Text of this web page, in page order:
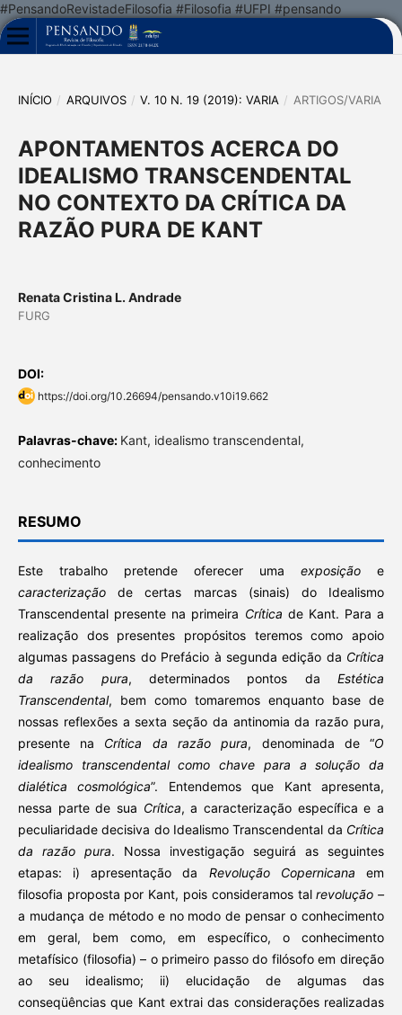
#PensandoRevistadeFilosofia #Filosofia #UFPI #pensando
INÍCIO / ARQUIVOS / V. 10 N. 19 (2019): VARIA / ARTIGOS/VARIA
APONTAMENTOS ACERCA DO
IDEALISMO TRANSCENDENTAL
NO CONTEXTO DA CRÍTICA DA
RAZÃO PURA DE KANT
Renata Cristina L. Andrade
FURG
DOI:
https://doi.org/10.26694/pensando.v10i19.662
Palavras-chave: Kant, idealismo transcendental,
conhecimento
RESUMO
Este trabalho pretende oferecer umaexposiçãoe
caracterizaçãode certas marcas (sinais) do Idealismo
Transcendental presente na primeira Crítica de Kant. Para a
realização dos presentes propósitos teremos como apoio
algumas passagens do Prefácio à segunda edição da Crítica
da razão pura, determinados pontos daEstética
Transcendental, bem como tomaremos enquanto base de
nossas reflexões a sexta seção da antinomia da razão pura,
presente na Crítica da razão pura, denominada de “O
idealismo transcendental como chave para a solução da
dialética cosmológica”. Entendemos que Kant apresenta,
nessa parte de sua Crítica, a caracterização específica e a
peculiaridade decisiva do Idealismo Transcendental da Crítica
da razão pura. Nossa investigação seguirá as seguintes
etapas: i) apresentação da Revolução Copernicanaem
filosofia proposta por Kant, pois consideramos talrevolução –
a mudança de método e no modo de pensar o conhecimento
em geral, bem como, em específico, o conhecimento
metafísico (filosofia) – o primeiro passo do filósofo em direção
ao seu idealismo; ii) elucidação de algumas das
conseqüências que Kant extrai das considerações realizadas